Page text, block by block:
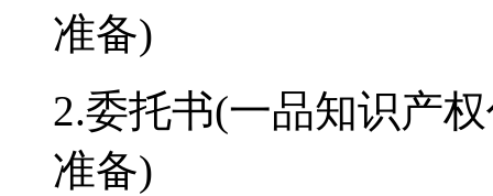
准备)
2.委托书(一品知识产
准备)